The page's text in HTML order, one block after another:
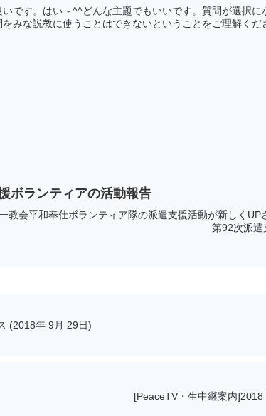
です。はい～^^どんな主題でもいいです。質問が選択
みな説教に使うことはできないということをご理解くだ
ボランティアの活動報告
教会平和奉仕ボランティア隊の派遣支援活動が新しく
遣支援ボランティアの活
(2018年 9月 29日)
[PeaceTV・生中継案内